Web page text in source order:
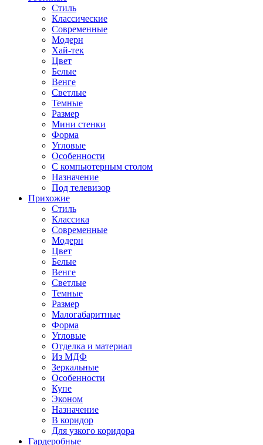
Стиль
Классические
Современные
Модерн
Хай-тек
Цвет
Белые
Венге
Светлые
Темные
Размер
Мини стенки
Форма
Угловые
Особенности
С компьютерным столом
Назначение
Под телевизор
Прихожие
Стиль
Классика
Современные
Модерн
Цвет
Белые
Венге
Светлые
Темные
Размер
Малогабаритные
Форма
Угловые
Отделка и материал
Из МДФ
Зеркальные
Особенности
Купе
Эконом
Назначение
В коридор
Для узкого коридора
Гардеробные